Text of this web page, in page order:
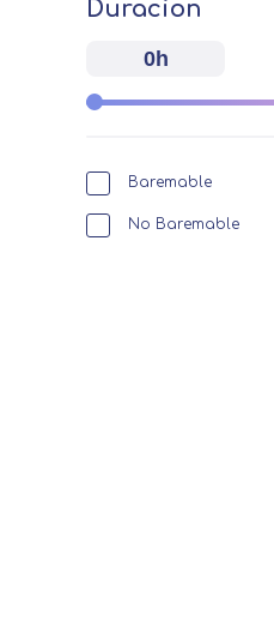
Duracion
0h
Baremable
No Baremable